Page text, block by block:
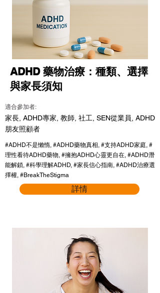
ADHD 藥物治療：種類、選擇
與家長須知
適合參加者:
家長, ADHD專家, 教師, 社工, SEN從業員, ADHD
朋友照顧者
#ADHD不是懶惰, #ADHD藥物真相, #支持ADHD家庭, #
理性看待ADHD藥物, #擁抱ADHD心靈更自在, #ADHD潛
能解鎖, #科學理解ADHD, #家長信心指南, #ADHD治療選
擇權, #BreakTheStigma
詳情